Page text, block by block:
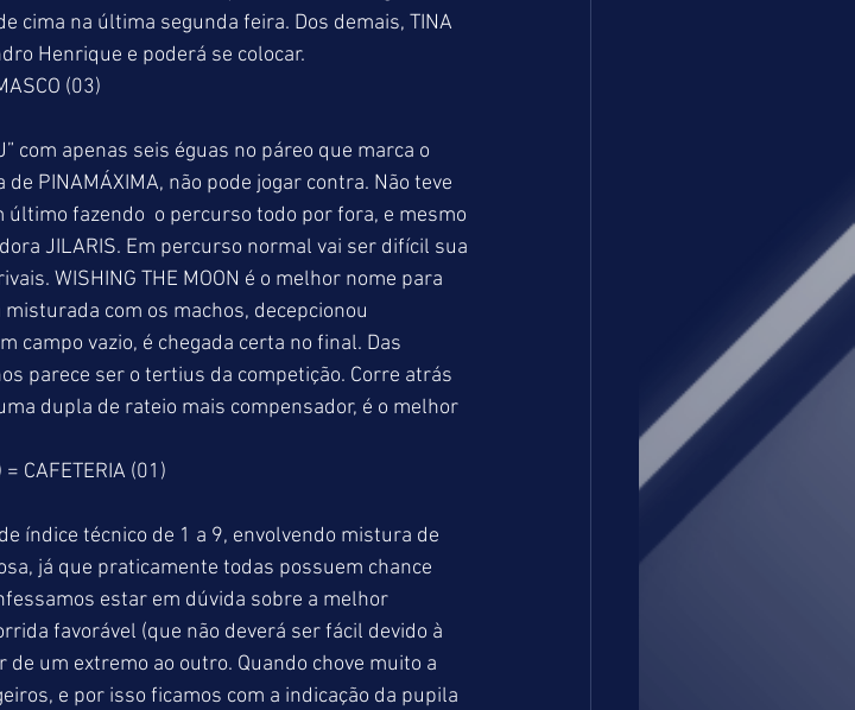
cima na última segunda feira. Dos demais, TINA
Henrique e poderá se colocar.
(03)
com apenas seis éguas no páreo que marca o
PINAMÁXIMA, não pode jogar contra. Não teve
fazendo  o percurso todo por fora, e mesmo
JILARIS. Em percurso normal vai ser difícil sua
WISHING THE MOON é o melhor nome para
com os machos, decepcionou
campo vazio, é chegada certa no final. Das
parece ser o tertius da competição. Corre atrás
dupla de rateio mais compensador, é o melhor
CAFETERIA (01)
índice técnico de 1 a 9, envolvendo mistura de
já que praticamente todas possuem chance
estar em dúvida sobre a melhor
favorável (que não deverá ser fácil devido à
de um extremo ao outro. Quando chove muito a
e por isso ficamos com a indicação da pupila